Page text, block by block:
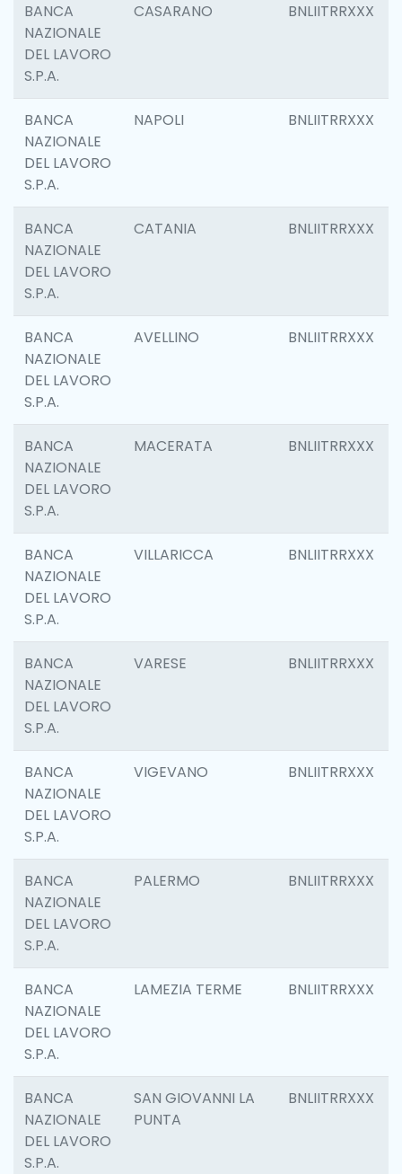
BANCA
NAZIONALE
DEL LAVORO
S.P.A.
CASARANO BNLIITRRXXX
BANCA
NAZIONALE
DEL LAVORO
S.P.A.
NAPOLI BNLIITRRXXX
BANCA
NAZIONALE
DEL LAVORO
S.P.A.
CATANIA BNLIITRRXXX
BANCA
NAZIONALE
DEL LAVORO
S.P.A.
AVELLINO BNLIITRRXXX
BANCA
NAZIONALE
DEL LAVORO
S.P.A.
MACERATA BNLIITRRXXX
BANCA
NAZIONALE
DEL LAVORO
S.P.A.
VILLARICCA BNLIITRRXXX
BANCA
NAZIONALE
DEL LAVORO
S.P.A.
VARESE BNLIITRRXXX
BANCA
NAZIONALE
DEL LAVORO
S.P.A.
VIGEVANO BNLIITRRXXX
BANCA
NAZIONALE
DEL LAVORO
S.P.A.
PALERMO BNLIITRRXXX
BANCA
NAZIONALE
DEL LAVORO
S.P.A.
LAMEZIA TERME BNLIITRRXXX
BANCA
NAZIONALE
DEL LAVORO
S.P.A.
SAN GIOVANNI LA
PUNTA
BNLIITRRXXX